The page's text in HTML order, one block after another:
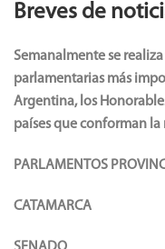
Breves de
Semanalmente se
parlamentarias más
Argentina, los
países que conforman la
PARLAMENTOS
CATAMARCA